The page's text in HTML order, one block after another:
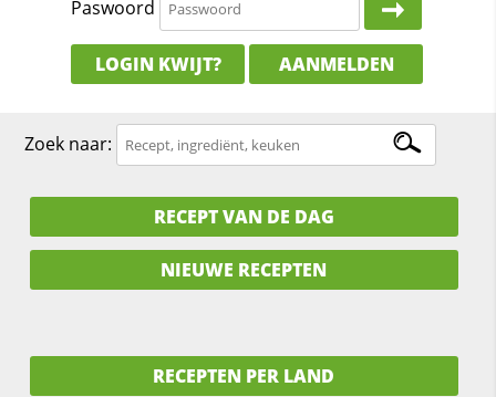
Paswoord
LOGIN KWIJT? AANMELDEN
Zoek naar:
RECEPT VAN DE DAG
NIEUWE RECEPTEN
RECEPTEN PER LAND